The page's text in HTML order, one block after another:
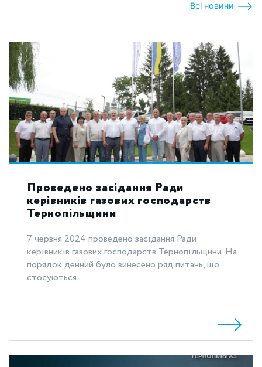
Всі новини
Проведено засідання Ради
керівників газових господарств
Тернопільщини
7 червня 2024 проведено засідання Ради
керівників газових господарств Тернопільщини. На
порядок денний було винесено ряд питань, що
стосуються...